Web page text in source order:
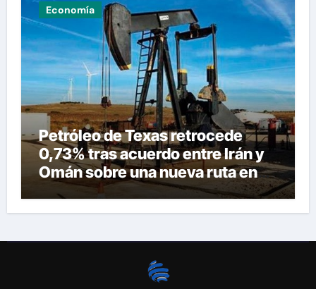
Economía
Petróleo de Texas retrocede
0,73% tras acuerdo entre Irán y
Omán sobre una nueva ruta en
Ormuz